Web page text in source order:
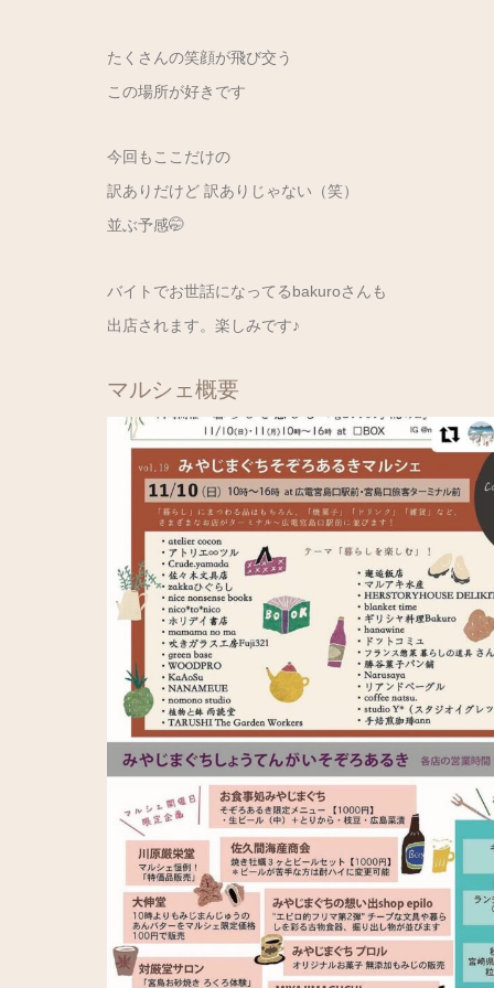
たくさんの笑顔が飛び交う
この場所が好きです
今回もここだけの
訳ありだけど 訳ありじゃない（笑）
並ぶ予感🤭
バイトでお世話になってるbakuroさんも
出店されます。楽しみです♪
マルシェ概要